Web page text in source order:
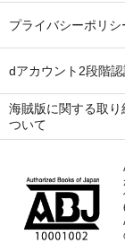
プライバシーポリシ
dアカウント2段階
海賊版に関する取り
ついて